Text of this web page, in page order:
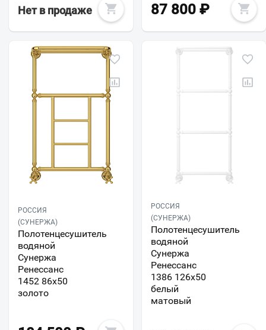
Нет в продаже 87 800 ₽
РОССИЯ
(СУНЕРЖА)
Полотенцесушитель
водяной
Сунержа
Ренессанс
1452 86x50
золото
РОССИЯ
(СУНЕРЖА)
Полотенцесушитель
водяной
Сунержа
Ренессанс
1386 126x50
белый
матовый